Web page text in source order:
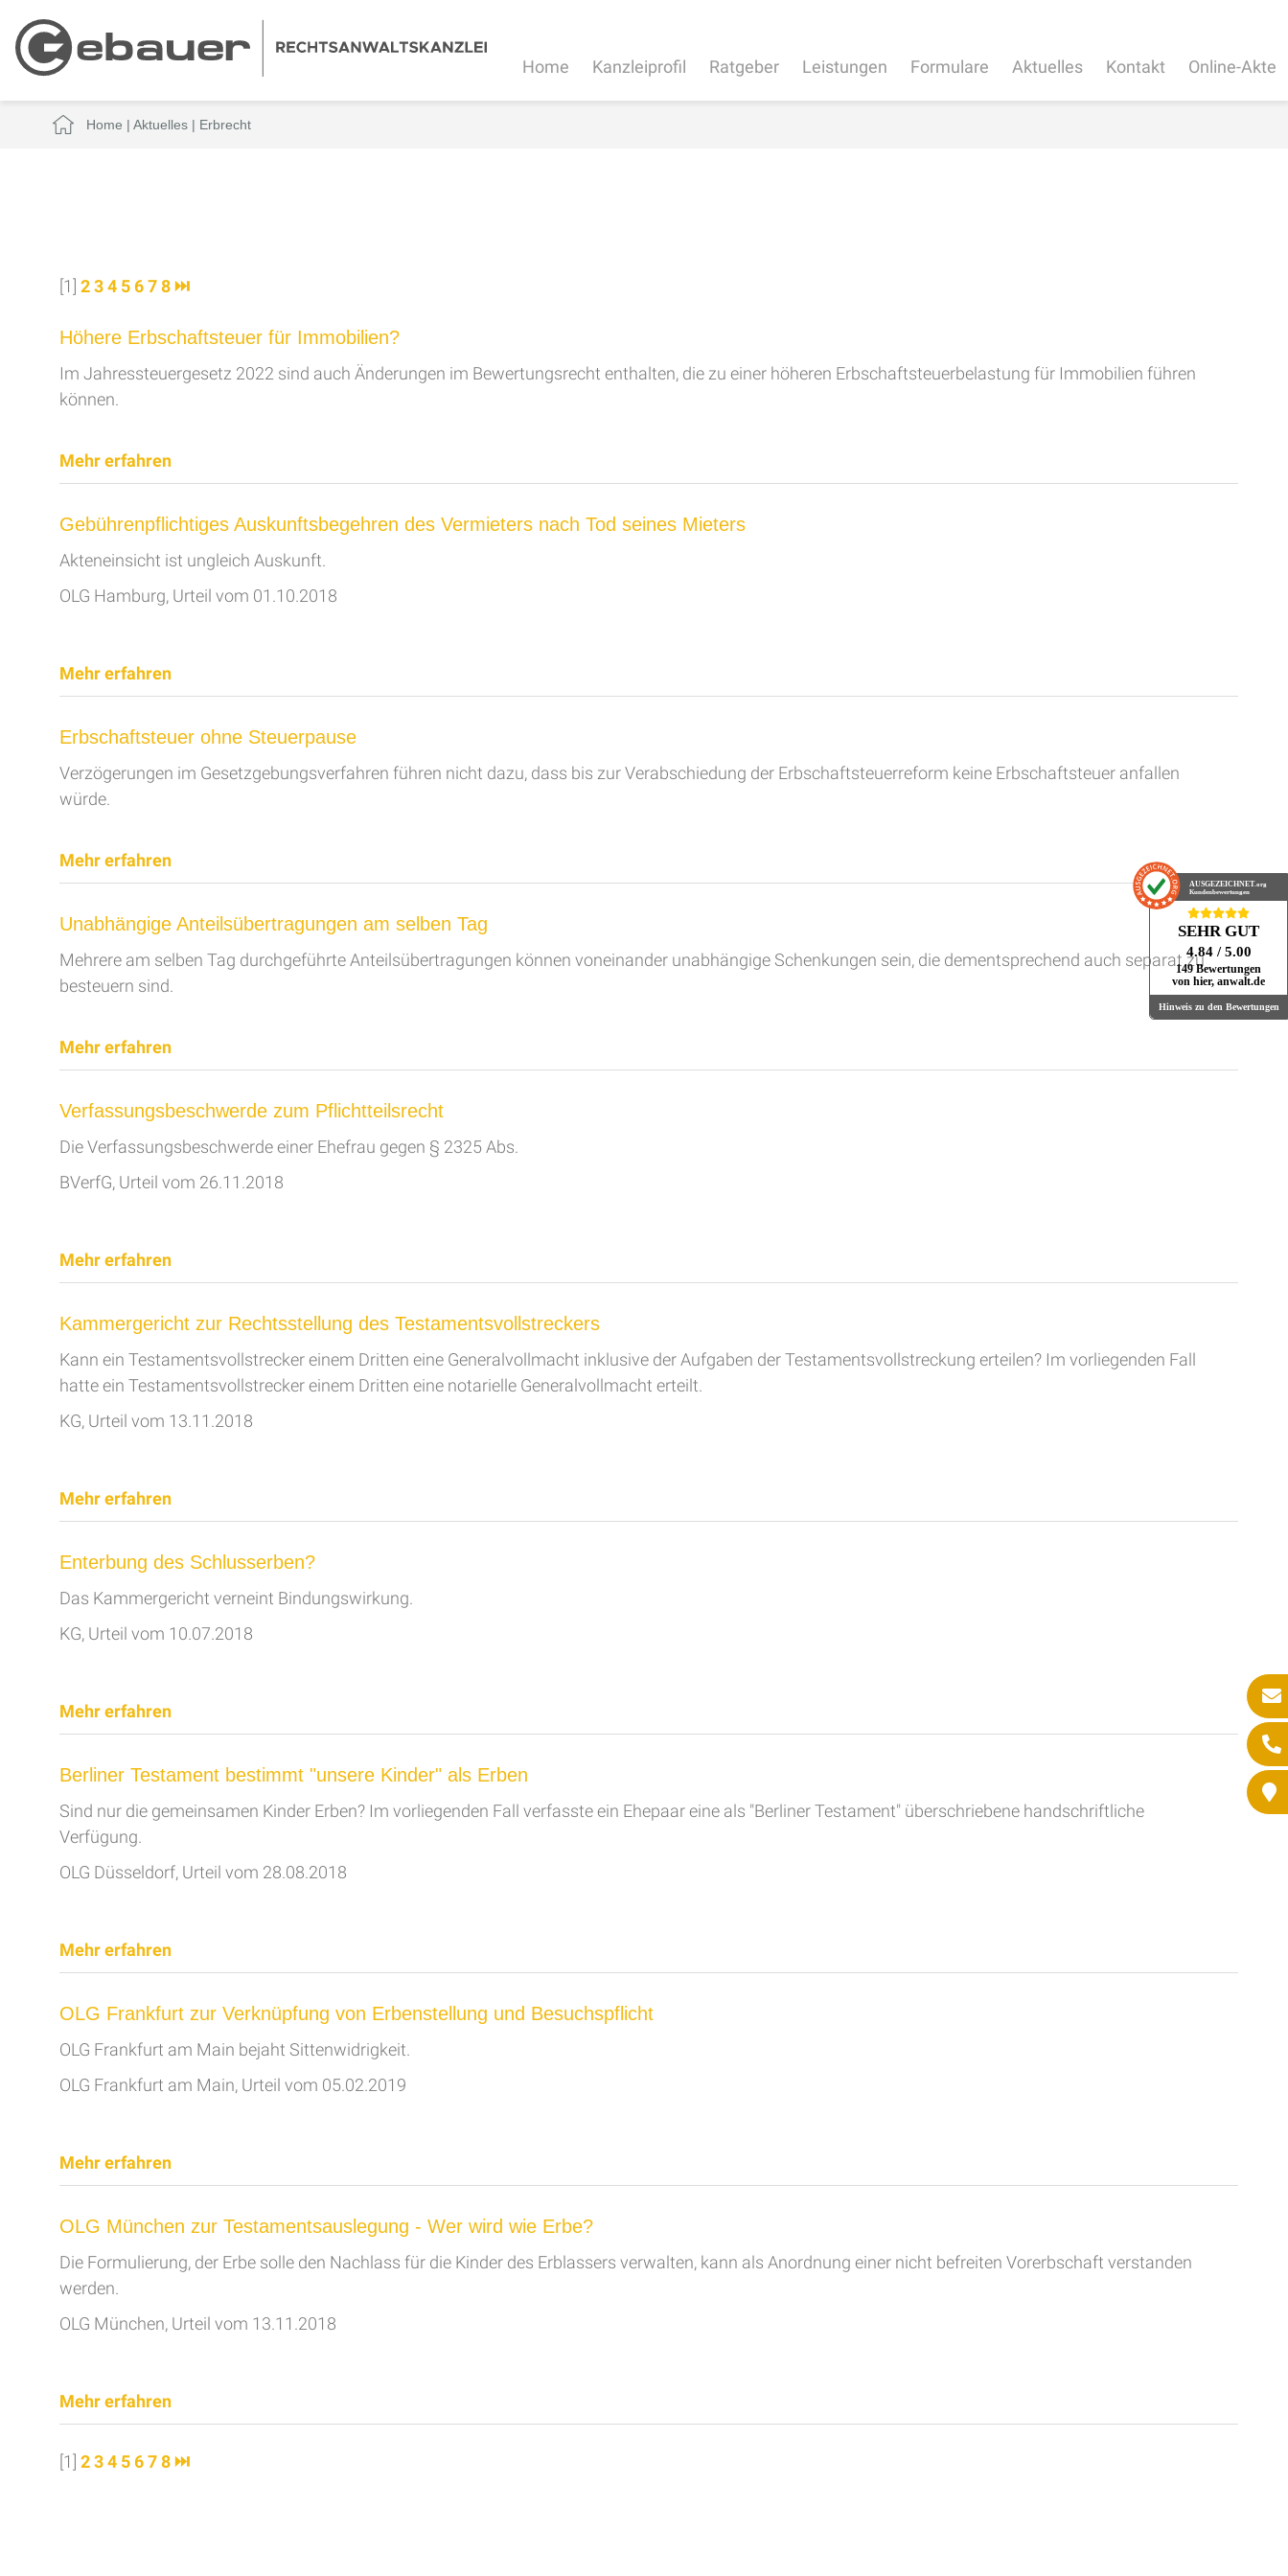
Home Kanzleiprofil Ratgeber Leistungen Formulare Aktuelles Kontakt Online-Akte
Home | Aktuelles| Erbrecht
[1] 234 5678⏭
Höhere Erbschaftsteuer für Immobilien?
Im Jahressteuergesetz 2022 sind auch Änderungen im Bewertungsrecht enthalten, die zu einer höheren Erbschaftsteuerbelastung für Immobilien führen
können.
Mehr erfahren
Gebührenpflichtiges Auskunftsbegehren des Vermieters nach Tod seines Mieters
Akteneinsicht ist ungleich Auskunft.
OLG Hamburg, Urteil vom 01.10.2018
Mehr erfahren
Erbschaftsteuer ohne Steuerpause
Verzögerungen im Gesetzgebungsverfahren führen nicht dazu, dass bis zur Verabschiedung der Erbschaftsteuerreform keine Erbschaftsteuer anfallen
würde.
Mehr erfahren
Unabhängige Anteilsübertragungen am selben Tag
Mehrere am selben Tag durchgeführte Anteilsübertragungen können voneinander unabhängige Schenkungen sein, die dementsprechend auch separat zu
besteuern sind.
Mehr erfahren
Verfassungsbeschwerde zum Pflichtteilsrecht
Die Verfassungsbeschwerde einer Ehefrau gegen § 2325 Abs.
BVerfG, Urteil vom 26.11.2018
Mehr erfahren
Kammergericht zur Rechtsstellung des Testamentsvollstreckers
Kann ein Testamentsvollstrecker einem Dritten eine Generalvollmacht inklusive der Aufgaben der Testamentsvollstreckung erteilen? Im vorliegenden Fall
hatte ein Testamentsvollstrecker einem Dritten eine notarielle Generalvollmacht erteilt.
KG, Urteil vom 13.11.2018
Mehr erfahren
Enterbung des Schlusserben?
Das Kammergericht verneint Bindungswirkung.
KG, Urteil vom 10.07.2018
Mehr erfahren
Berliner Testament bestimmt "unsere Kinder" als Erben
Sind nur die gemeinsamen Kinder Erben? Im vorliegenden Fall verfasste ein Ehepaar eine als "Berliner Testament" überschriebene handschriftliche
Verfügung.
OLG Düsseldorf, Urteil vom 28.08.2018
Mehr erfahren
OLG Frankfurt zur Verknüpfung von Erbenstellung und Besuchspflicht
OLG Frankfurt am Main bejaht Sittenwidrigkeit.
OLG Frankfurt am Main, Urteil vom 05.02.2019
Mehr erfahren
OLG München zur Testamentsauslegung - Wer wird wie Erbe?
Die Formulierung, der Erbe solle den Nachlass für die Kinder des Erblassers verwalten, kann als Anordnung einer nicht befreiten Vorerbschaft verstanden
werden.
OLG München, Urteil vom 13.11.2018
Mehr erfahren
[1] 234 5678⏭
AUSGEZEICHNET .org
Kundenbewertungen
SEHR GUT
4.84 / 5.00
149 Bewertungen
von hier, anwalt.de
Hinweis zu den Bewertungen